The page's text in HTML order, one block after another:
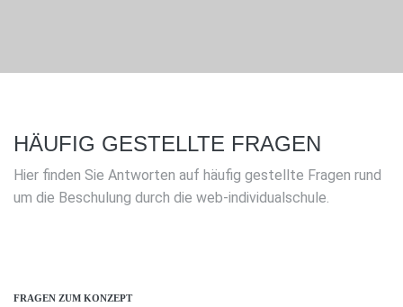
HÄUFIG GESTELLTE FRAGEN
Hier finden Sie Antworten auf häufig gestellte Fragen rund
um die Beschulung durch die web-individualschule.
FRAGEN ZUM KONZEPT